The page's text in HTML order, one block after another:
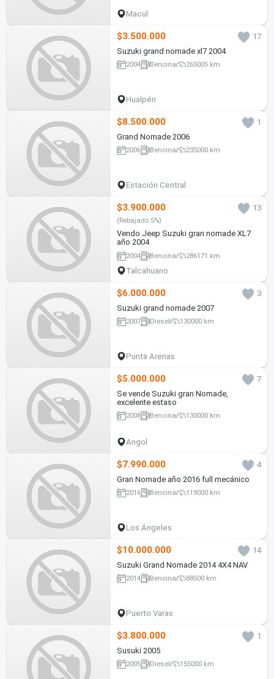
Macul
$3.500.000
17
Suzuki grand nomade xl7 2004
2004 Bencina 265005 km
Hualpén
$8.500.000
1
Grand Nomade 2006
2006 Bencina 235000 km
Estación Central
$3.900.000 13
(Rebajado 5%)
Vendo Jeep Suzuki gran nomade XL7
año 2004
2004 Bencina 286171 km
Talcahuano
$6.000.000
3
Suzuki grand nomade 2007
2007 Diesel 130000 km
Punta Arenas
$5.000.000
7
Se vende Suzuki gran Nomade,
excelente estaso
2008 Bencina 130000 km
Angol
$7.990.000
4
Gran Nomade año 2016 full mecánico
2016 Bencina 119000 km
Los Ángeles
$10.000.000
14
Suzuki Grand Nomade 2014 4X4 NAV
2014 Bencina 88500 km
Puerto Varas
$3.800.000
1
Susuki 2005
2005 Diesel 155000 km